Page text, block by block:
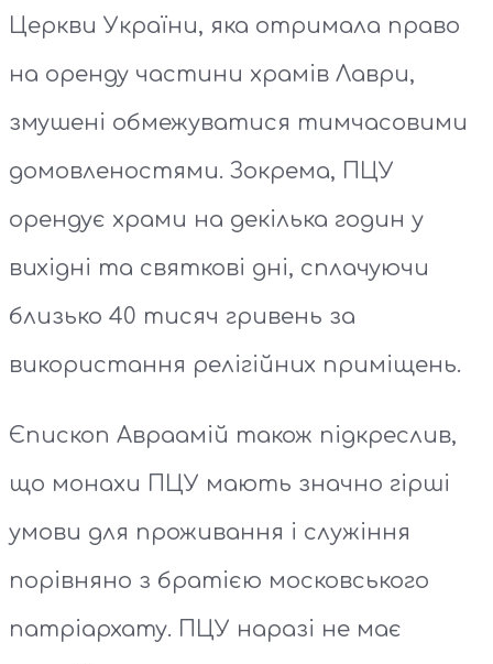
Церкви України, яка отримала право
на оренду частини храмів Лаври,
змушені обмежуватися тимчасовими
домовленостями. Зокрема, ПЦУ
орендує храми на декілька годин у
вихідні та святкові дні, сплачуючи
близько 40 тисяч гривень за
використання релігійних приміщень.
Єпископ Авраамій також підкреслив,
що монахи ПЦУ мають значно гірші
умови для проживання і служіння
порівняно з братією московського
патріархату. ПЦУ наразі не має